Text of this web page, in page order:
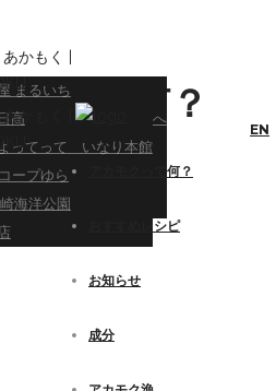
EN
アカモクって何？
て何？
ら海のスーパーフードへ
も認める実力派
海の男たち
まで。
おすすめレシピ
ンプルに
麺
お知らせ
成分
イドハイツ白崎荘
-衣奈マリーナ
海洋公園
まるいち
高
ってって いなり本館
ープゆら
海洋公園
クって何？
カモクって何？